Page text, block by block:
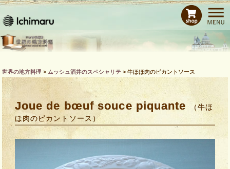
ホーム レシピ
商品紹介 Bras de CHEFとは
お問い合わせ
世界の地方料理 > ムッシュ酒井のスペシャリテ >牛ほほ肉のピカントソース
Joue de bœuf souce piquante
（牛ほ
ほ肉のピカントソース）